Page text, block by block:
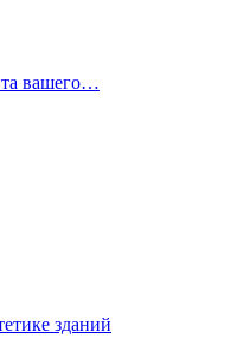
вашего…
зданий